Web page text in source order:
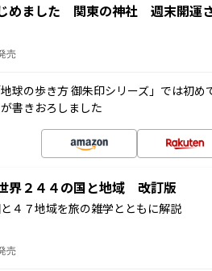
めました 関東の神社 週末開運
売
球の歩き方 御朱印シリーズ」では初
書きおろしました
２４４の国と地域 改訂版
４７地域を旅の雑学とともに解説
売